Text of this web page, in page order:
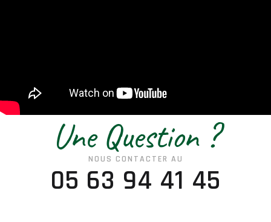
Une Question ?
NOUS CONTACTER AU
05 63 94 41 45